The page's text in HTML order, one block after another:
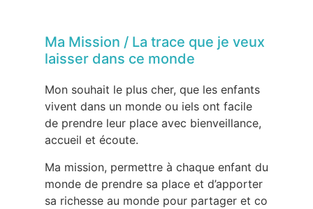
Ma Mission / La trace que je veux
laisser dans ce monde
Mon souhait le plus cher, que les enfants
vivent dans un monde ou iels ont facile
de prendre leur place avec bienveillance,
accueil et écoute.
Ma mission, permettre à chaque enfant du
monde de prendre sa place et d’apporter
sa richesse au monde pour partager et co